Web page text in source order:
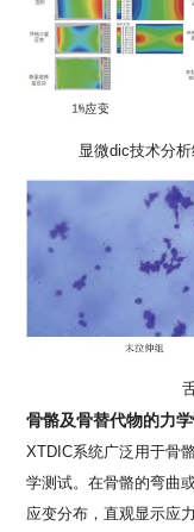
显微dic技术分
骨骼及骨替代物的力
XTDIC系统广泛用于骨
学测试。在骨骼的弯曲
应变分布，直观显示应